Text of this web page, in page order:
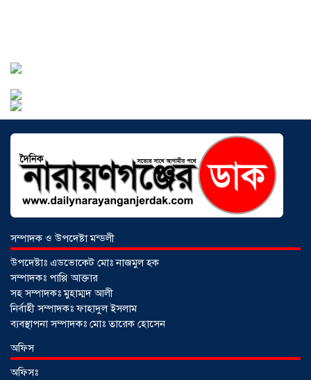
শর্টগান
০৩ আগস্ট ২০২৬
সম্পাদক ও উপদেষ্টা মন্ডলী
উপদেষ্টাঃ এডভোকেট মোঃ নাজমুল হক
সম্পাদকঃ পাপ্পি আক্তার
সহ সম্পাদকঃ মুহাম্মদ আলী
নির্বাহী সম্পাদকঃ ফাহাদুল ইসলাম
ব্যবস্থাপনা সম্পাদকঃ মোঃ তারেক হোসেন
অফিস
অফিসঃ